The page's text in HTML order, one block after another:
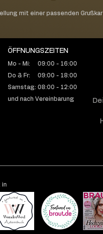
mit einer passenden
ÖFFNUNGSZEITEN
Mo - Mi: 09:00 - 16:00
Do & Fr: 09:00 - 18:00
Samstag: 08:00 - 12:00
und nach Vereinbarung
in